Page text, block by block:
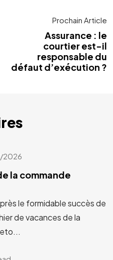
Prochain Article
Assurance : le
courtier est-il
responsable du
défaut d’exécution ?
2026
la commande
le formidable succès de
de vacances de la